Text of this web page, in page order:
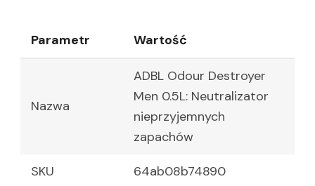
Parametr Wartość
Nazwa
ADBL Odour Destroyer
Men 0.5L: Neutralizator
nieprzyjemnych
zapachów
SKU 64ab08b74890